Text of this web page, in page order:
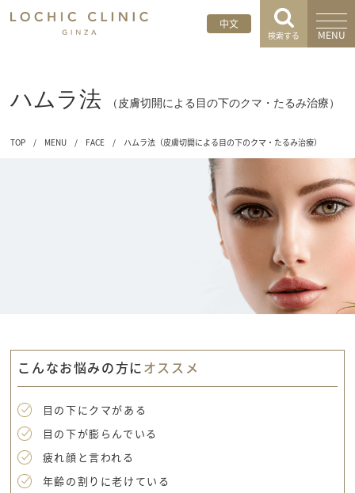
中文
検索する MENU
ハムラ法 （皮膚切開による目の下のクマ・たるみ治療）
TOP / MENU / FACE / ハムラ法（皮膚切開による目の下のクマ・たるみ治療）
こんなお悩みの方にオススメ
目の下にクマがある
目の下が膨らんでいる
疲れ顔と言われる
年齢の割りに老けている